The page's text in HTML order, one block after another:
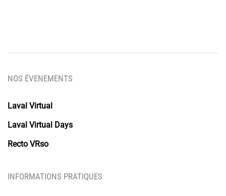
NOS ÉVENEMENTS
Laval Virtual
Laval Virtual Days
Recto VRso
INFORMATIONS PRATIQUES